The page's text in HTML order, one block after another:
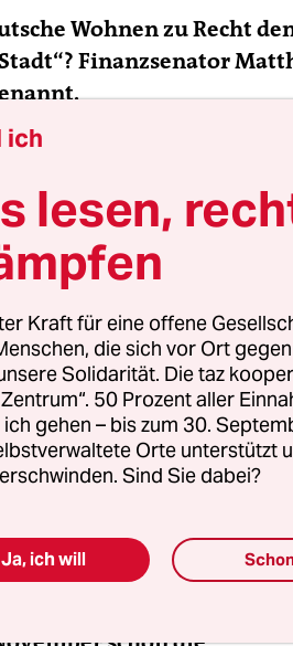
Wohnen zu Recht
Finanzsenator
Methoden
die Deutsche Wohnen
zu verdienen?
bis zur
überteuerter
fragwürdigen Methoden.
Anbieter mit ihren
einen Ruf erarbeitet.
Sorgen mit der
bitten.
ich
lesen,
Kraft für eine offene
die sich vor Ort
Solidarität. Die taz
50 Prozent aller
ich gehen – bis zum 30.
Orte unterstützt
Sind Sie dabei?
Ja, ich will